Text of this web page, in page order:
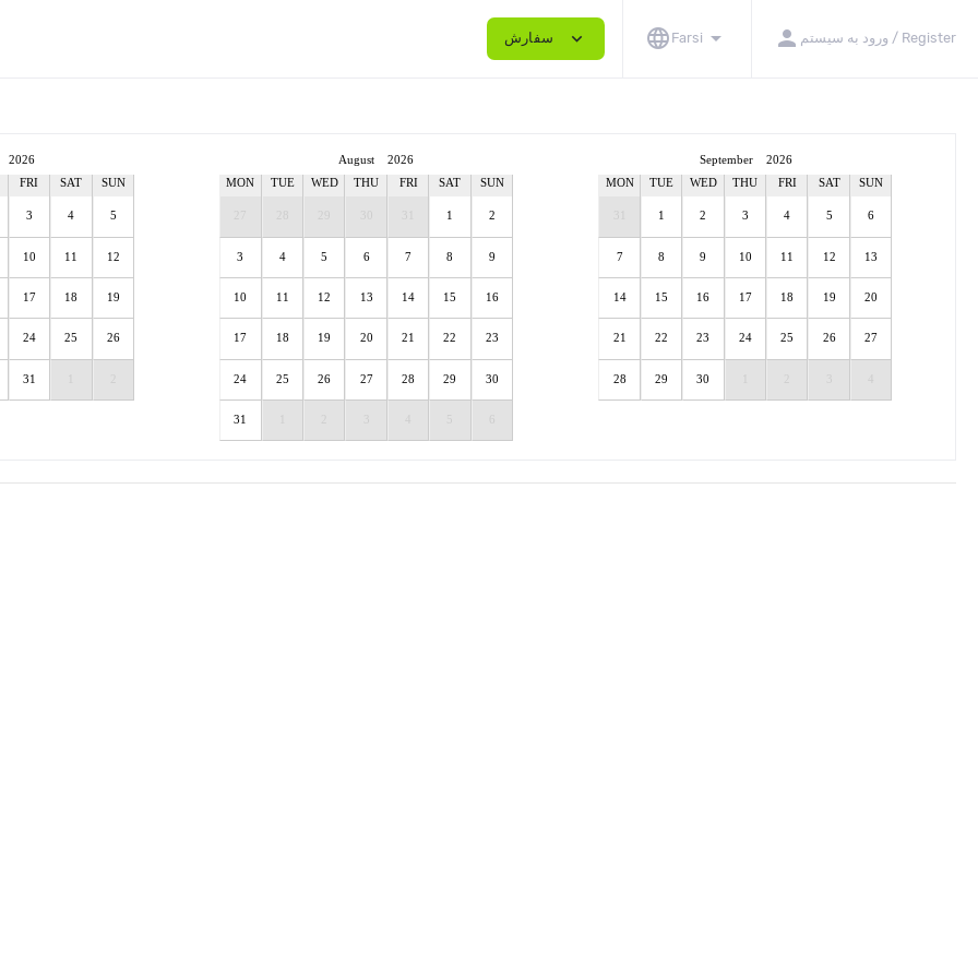
expand_more language Farsi arrow_drop_down person ورود به سيستم / Register
2026
FRI SAT SUN
3 4 5
10 11 12
17 18 19
24 25 26
31
2026
August
MON
TUE WED THU FRI SAT SUN
1 2
3 4 5 6 7 8 9
10 11 12 13 14 15 16
17 18 19 20 21 22 23
24 25 26 27 28 29 30
31
2026
September
MON
TUE WED THU FRI SAT SUN
1 2 3 4 5 6
7 8 9 10 11 12 13
14 15 16 17 18 19 20
21 22 23 24 25 26 27
28 29 30